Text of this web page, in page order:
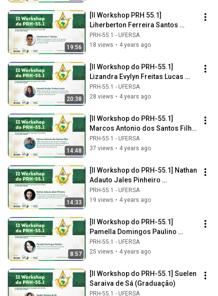
19:56
[II Workshop PRH 55.1]
Liherberton Ferreira Santos
(Mestrado)
PRH-55.1 - UFERSA
18 views • 4 years ago
20:38
[II Workshop do PRH-55.1]
Lizandra Evylyn Freitas Lucas
(Doutorado)
PRH-55.1 - UFERSA
28 views • 4 years ago
14:48
[II Workshop do PRH-55.1]
Marcos Antonio dos Santos Filho
(Graduação)
PRH-55.1 - UFERSA
37 views • 4 years ago
14:33
[II Workshop do PRH-55.1] Nathan
Adauto Jales Pinheiro
(Graduação)
PRH-55.1 - UFERSA
19 views • 4 years ago
8:57
[II Workshop do PRH-55.1]
Pamella Domingos Paulino
(Graduação)
PRH-55.1 - UFERSA
25 views • 4 years ago
[II Workshop do PRH-55.1] Suelen
Saraiva de Sá (Graduação)
PRH-55.1 - UFERSA